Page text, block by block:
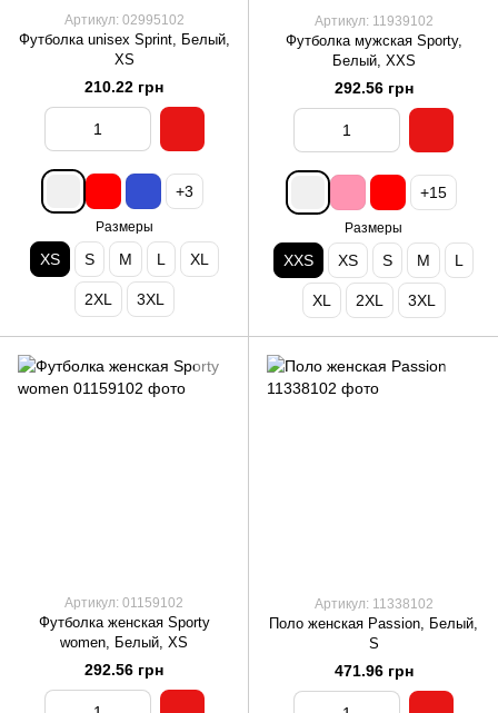
Артикул: 02995102
Футболка unisex Sprint, Белый,
XS
210.22 грн
+3
Размеры
XS S M L XL
2XL 3XL
Артикул: 11939102
Футболка мужская Sporty,
Белый, XXS
292.56 грн
+15
Размеры
XXS XS S M L
XL 2XL 3XL
Артикул: 01159102
Футболка женская Sporty
women, Белый, XS
292.56 грн
Артикул: 11338102
Поло женская Passion, Белый,
S
471.96 грн